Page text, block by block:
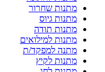
מתנות שחרור
מתנות גיוס
מתנות תודה
מתנות למילואים
מתנה למפקד/ת
מתנות לקיץ